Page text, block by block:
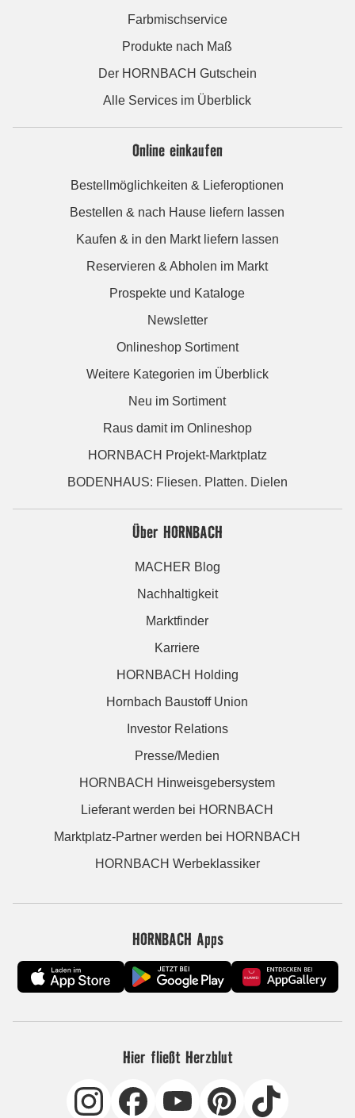
Farbmischservice
Produkte nach Maß
Der HORNBACH Gutschein
Alle Services im Überblick
Online einkaufen
Bestellmöglichkeiten & Lieferoptionen
Bestellen & nach Hause liefern lassen
Kaufen & in den Markt liefern lassen
Reservieren & Abholen im Markt
Prospekte und Kataloge
Newsletter
Onlineshop Sortiment
Weitere Kategorien im Überblick
Neu im Sortiment
Raus damit im Onlineshop
HORNBACH Projekt-Marktplatz
BODENHAUS: Fliesen. Platten. Dielen
Über HORNBACH
MACHER Blog
Nachhaltigkeit
Marktfinder
Karriere
HORNBACH Holding
Hornbach Baustoff Union
Investor Relations
Presse/Medien
HORNBACH Hinweisgebersystem
Lieferant werden bei HORNBACH
Marktplatz-Partner werden bei HORNBACH
HORNBACH Werbeklassiker
HORNBACH Apps
Hier fließt Herzblut